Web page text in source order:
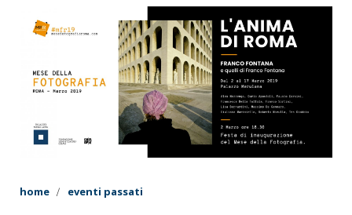
home eventi passati